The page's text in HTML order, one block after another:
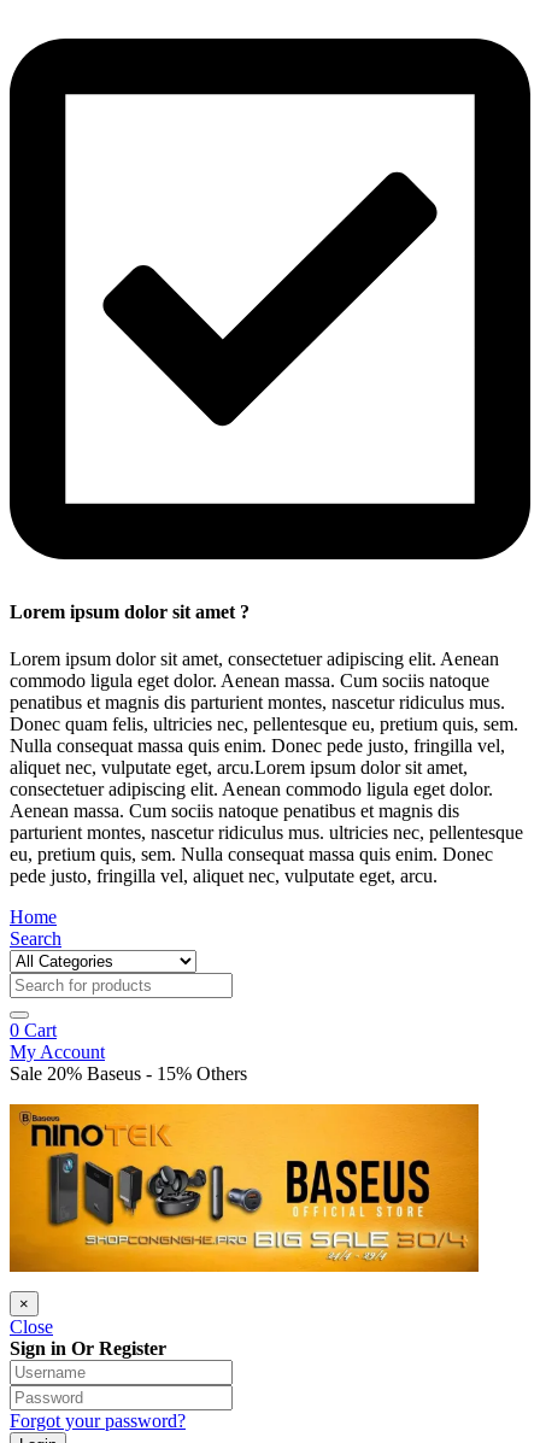
Lorem ipsum dolor sit amet ?
Lorem ipsum dolor sit amet, consectetuer adipiscing elit. Aenean
commodo ligula eget dolor. Aenean massa. Cum sociis natoque
penatibus et magnis dis parturient montes, nascetur ridiculus mus.
Donec quam felis, ultricies nec, pellentesque eu, pretium quis, sem.
Nulla consequat massa quis enim. Donec pede justo, fringilla vel,
aliquet nec, vulputate eget, arcu.Lorem ipsum dolor sit amet,
consectetuer adipiscing elit. Aenean commodo ligula eget dolor.
Aenean massa. Cum sociis natoque penatibus et magnis dis
parturient montes, nascetur ridiculus mus. ultricies nec, pellentesque
eu, pretium quis, sem. Nulla consequat massa quis enim. Donec
pede justo, fringilla vel, aliquet nec, vulputate eget, arcu.
Home
Search
0 Cart
My Account
Sale 20% Baseus - 15% Others
×
Close
Sign in Or Register
Forgot your password?